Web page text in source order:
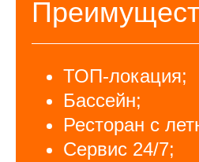
ТОП-локация;
Бассейн;
Ресторан с
Сервис 24/7;